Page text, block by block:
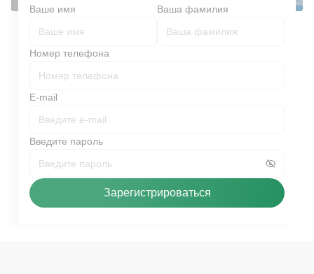
Ваше имя Ваша фамилия
Номер телефона
E-mail
Введите пароль
Зарегистрироваться